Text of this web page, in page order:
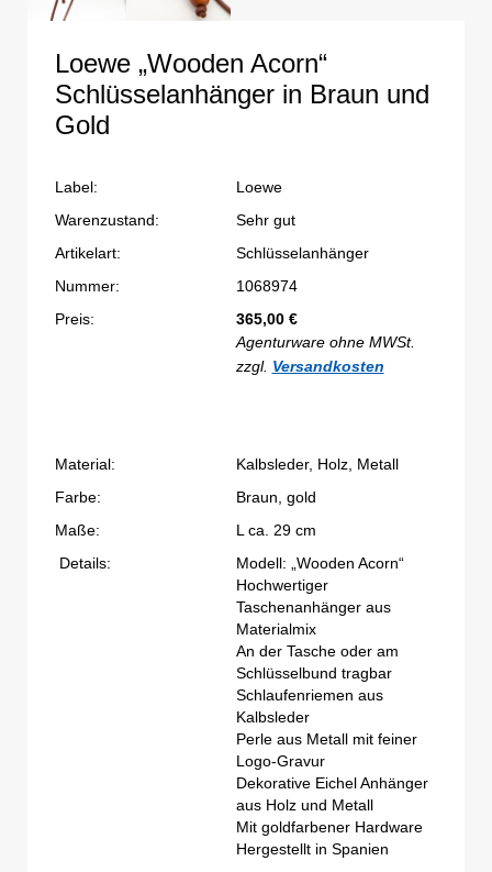
Loewe „Wooden Acorn“
Schlüsselanhänger in Braun und
Gold
Label:
Loewe
Warenzustand:
Sehr gut
Artikelart:
Schlüsselanhänger
Nummer:
1068974
Preis:
365,00 €
Agenturware ohne MWSt.
zzgl. Versandkosten
Material:
Kalbsleder, Holz, Metall
Farbe:
Braun, gold
Maße:
L ca. 29 cm
Details:
Modell: „Wooden Acorn“
Hochwertiger
Taschenanhänger aus
Materialmix
An der Tasche oder am
Schlüsselbund tragbar
Schlaufenriemen aus
Kalbsleder
Perle aus Metall mit feiner
Logo-Gravur
Dekorative Eichel Anhänger
aus Holz und Metall
Mit goldfarbener Hardware
Hergestellt in Spanien